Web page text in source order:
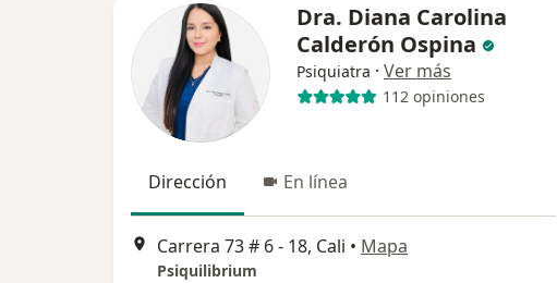
Dra. Diana Carolina
Calderón Ospina
Psiquiatra · Ver más
112 opiniones
Dirección En línea
Carrera 73 # 6 - 18, Cali • Mapa
Psiquilibrium